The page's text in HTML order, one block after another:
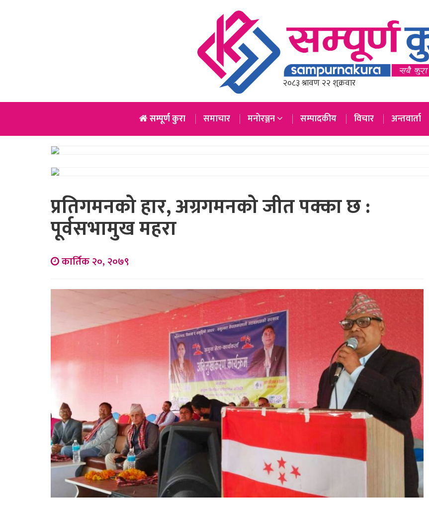
सम्पूर्ण कुरा समाचार मनोरञ्जन सम्पादकीय विचार अन्तवार्ता
प्रतिगमनको हार, अग्रगमनको जीत पक्का छ :
पूर्वसभामुख महरा
कार्तिक २०, २०७९